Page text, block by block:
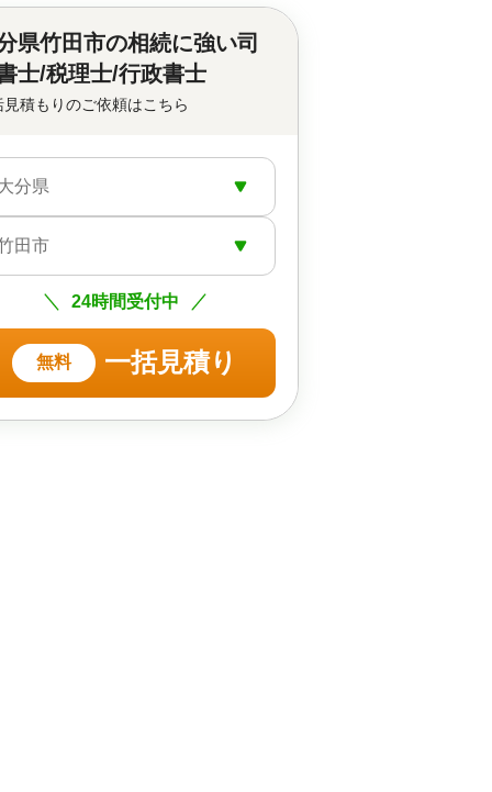
県竹田市の相続に強い司
士/税理士/行政書士
見積もりのご依頼はこちら
分県
田市
24時間受付中
無料 一括見積り